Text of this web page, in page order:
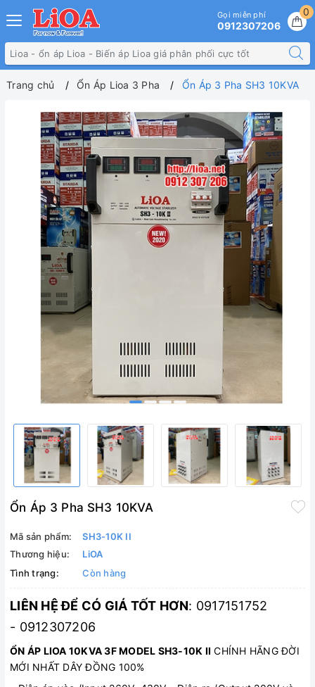
0
Gọi miễn phí
0912307206
Trang chủ Ổn Áp Lioa 3 Pha Ổn Áp 3 Pha SH3 10KVA
Ổn Áp 3 Pha SH3 10KVA
Mã sản phẩm:
SH3-10K II
Thương hiệu:
LiOA
Tình trạng:
Còn hàng
LIÊN HỆ ĐỂ CÓ GIÁ TỐT HƠN: 0917151752
- 0912307206
ỔN ÁP LIOA 10KVA 3F MODEL SH3-10K II CHÍNH HÃNG ĐỜI
MỚI NHẤT DÂY ĐỒNG 100%